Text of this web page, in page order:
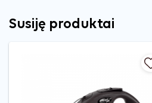
Susiję produktai